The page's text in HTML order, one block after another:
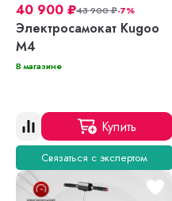
40 900 ₽43 900₽-7%
Электросамокат Kugoo
M4
В магазине
Купить
Связаться с экспертом